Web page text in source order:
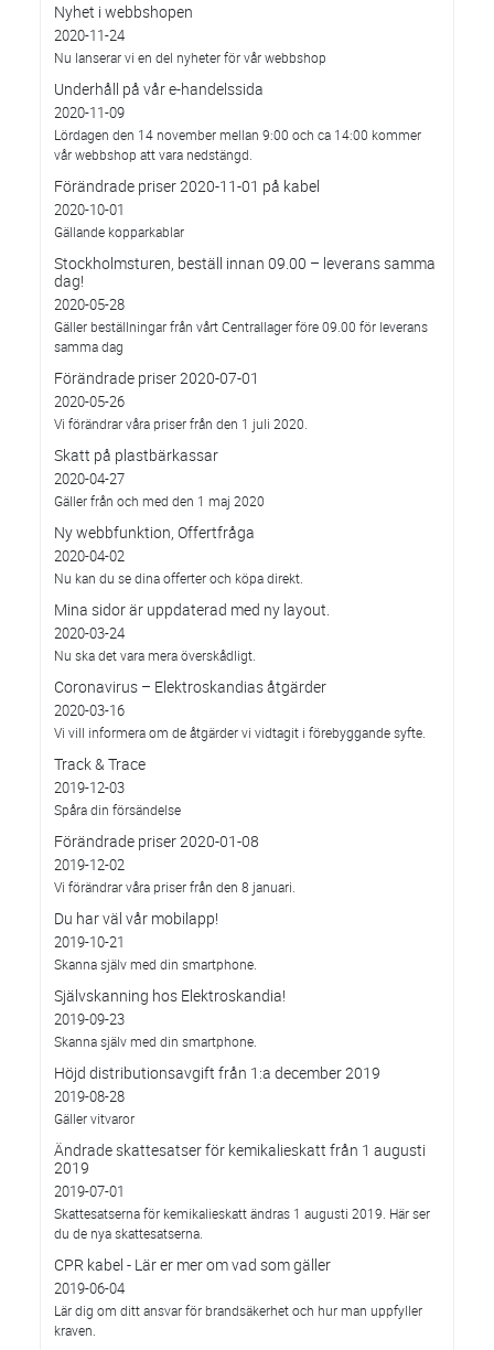
Nyhet i webbshopen
2020-11-24
Nu lanserar vi en del nyheter för vår webbshop
Underhåll på vår e-handelssida
2020-11-09
Lördagen den 14 november mellan 9:00 och ca 14:00 kommer
vår webbshop att vara nedstängd.
Förändrade priser 2020-11-01 på kabel
2020-10-01
Gällande kopparkablar
Stockholmsturen, beställ innan 09.00 – leverans samma
dag!
2020-05-28
Gäller beställningar från vårt Centrallager före 09.00 för leverans
samma dag
Förändrade priser 2020-07-01
2020-05-26
Vi förändrar våra priser från den 1 juli 2020.
Skatt på plastbärkassar
2020-04-27
Gäller från och med den 1 maj 2020
Ny webbfunktion, Offertfråga
2020-04-02
Nu kan du se dina offerter och köpa direkt.
Mina sidor är uppdaterad med ny layout.
2020-03-24
Nu ska det vara mera överskådligt.
Coronavirus – Elektroskandias åtgärder
2020-03-16
Vi vill informera om de åtgärder vi vidtagit i förebyggande syfte.
Track & Trace
2019-12-03
Spåra din försändelse
Förändrade priser 2020-01-08
2019-12-02
Vi förändrar våra priser från den 8 januari.
Du har väl vår mobilapp!
2019-10-21
Skanna själv med din smartphone.
Självskanning hos Elektroskandia!
2019-09-23
Skanna själv med din smartphone.
Höjd distributionsavgift från 1:a december 2019
2019-08-28
Gäller vitvaror
Ändrade skattesatser för kemikalieskatt från 1 augusti
2019
2019-07-01
Skattesatserna för kemikalieskatt ändras 1 augusti 2019. Här ser
du de nya skattesatserna.
CPR kabel - Lär er mer om vad som gäller
2019-06-04
Lär dig om ditt ansvar för brandsäkerhet och hur man uppfyller
kraven.